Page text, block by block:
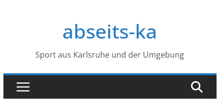
abseits-ka
Sport aus Karlsruhe und der Umgebung